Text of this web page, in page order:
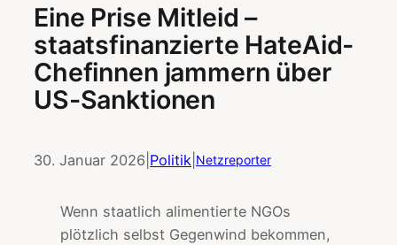
Eine Prise Mitleid –
staatsfinanzierte HateAid-
Chefinnen jammern über
US-Sanktionen
30. Januar 2026 Politik Netzreporter
Wenn staatlich alimentierte NGOs
plötzlich selbst Gegenwind bekommen,